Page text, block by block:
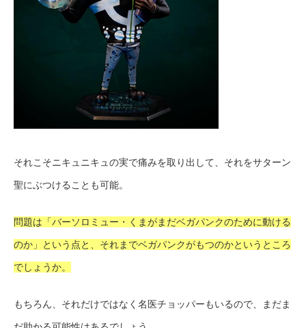
それこそニキュニキュの実で痛みを取り出して、それをサターン
聖にぶつけることも可能。
問題は「バーソロミュー・くまがまだベガパンクのために動ける
のか」という点と、それまでベガパンクがもつのかというところ
でしょうか。
もちろん、それだけではなく名医チョッパーもいるので、まだま